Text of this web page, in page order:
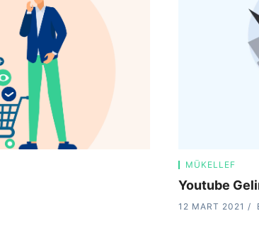
MÜKELLEF
Youtube
12 MART 2021